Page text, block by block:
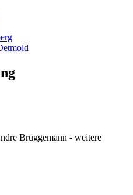
Brüggemann - weitere